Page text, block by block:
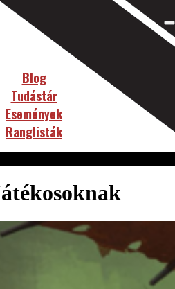
Blog
Tudástár
Események
Ranglisták